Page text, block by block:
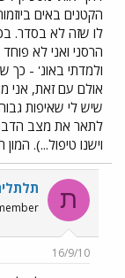
הקטנים באים
לו שזה לא בסדר.
הרסני ואני לא
ולמדתי באונ' - כך
אולם עם זאת, אני
שיש לי שאיפות
לתאר את מצב
וישנו טיפול...). המון
ת
16/9/10